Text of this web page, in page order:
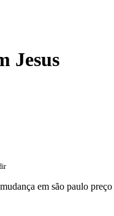
Jesus
em são paulo